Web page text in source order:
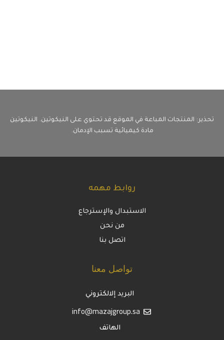
تحذير: المنتجات المباعة في الموقع قد تحتوي على النيكوتين. النيكوتين
مادة كيميائية تسبب الإدمان.
روابط مهمه
الاستبدال والإسترجاع
من نحن
اتصل بنا
تواصل معنا
البريد إلالكتروني
info@mazajgroup.sa
الهاتف